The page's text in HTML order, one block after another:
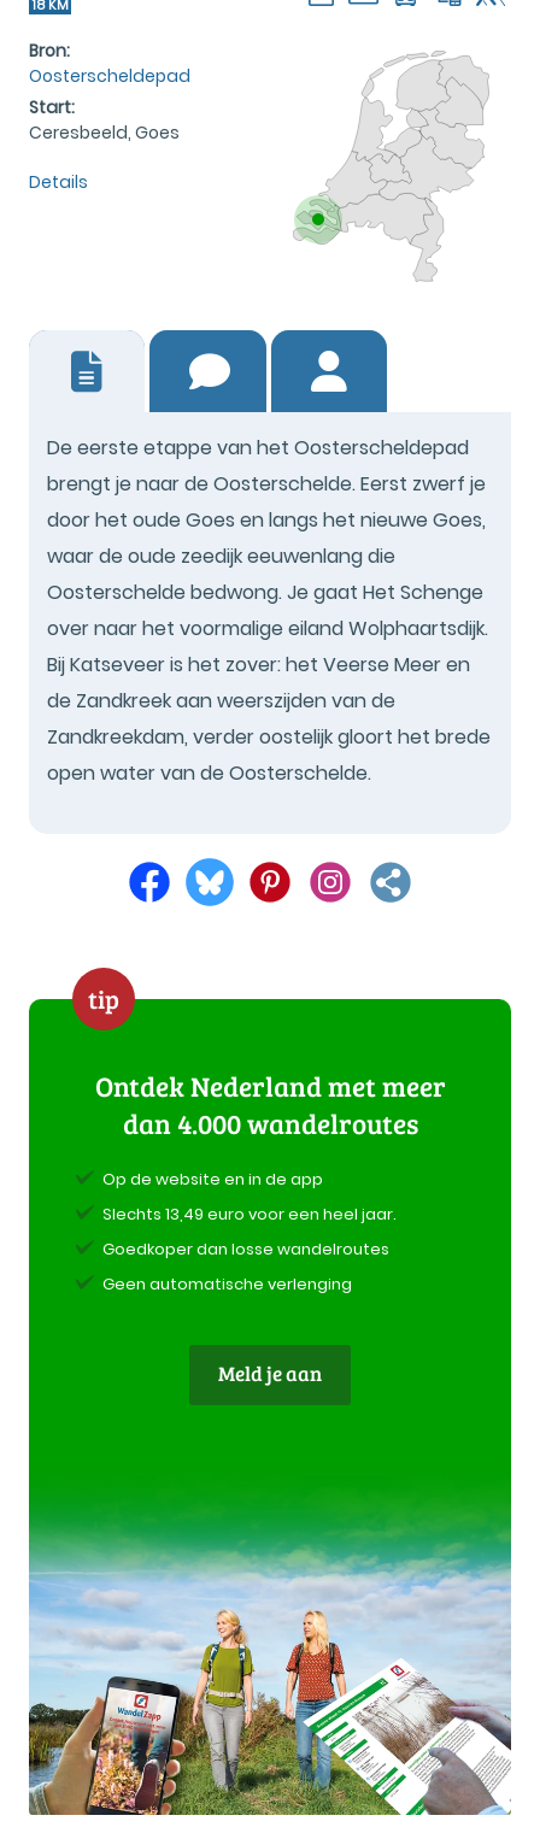
18 KM
Bron:
Oosterscheldepad
Start:
Ceresbeeld, Goes
Details
De eerste etappe van het Oosterscheldepad
brengt je naar de Oosterschelde. Eerst zwerf je
door het oude Goes en langs het nieuwe Goes,
waar de oude zeedijk eeuwenlang die
Oosterschelde bedwong. Je gaat Het Schenge
over naar het voormalige eiland Wolphaartsdijk.
Bij Katseveer is het zover: het Veerse Meer en
de Zandkreek aan weerszijden van de
Zandkreekdam, verder oostelijk gloort het brede
open water van de Oosterschelde.
tip
Ontdek Nederland met meer
dan 4.000 wandelroutes
Op de website en in de app
Slechts 13,49 euro voor een heel jaar.
Goedkoper dan losse wandelroutes
Geen automatische verlenging
Meld je aan